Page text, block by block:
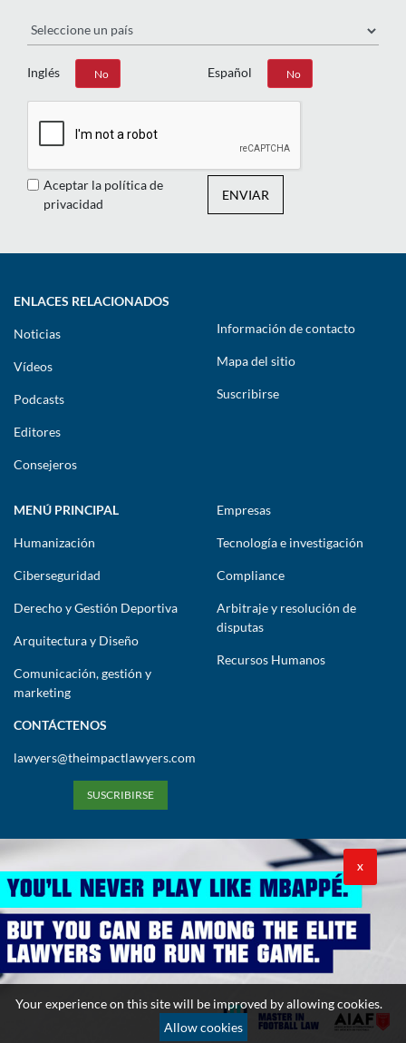
Inglés
Sí No Español
Sí No
Aceptar la política de
privacidad
ENVIAR
ENLACES RELACIONADOS
Noticias
Vídeos
Podcasts
Editores
Consejeros
Información de contacto
Mapa del sitio
Suscribirse
MENÚ PRINCIPAL
Humanización
Ciberseguridad
Derecho y Gestión Deportiva
Arquitectura y Diseño
Comunicación, gestión y
marketing
Empresas
Tecnología e investigación
Compliance
Arbitraje y resolución de
disputas
Recursos Humanos
CONTÁCTENOS
lawyers@theimpactlawyers.com
SUSCRIBIRSE
Política de privacidad Política de cookies
Términos y condiciones
Copyright 2026. Powered by Impact Lawyers
X
Your experience on this site will be improved by allowing cookies.
Allow cookies